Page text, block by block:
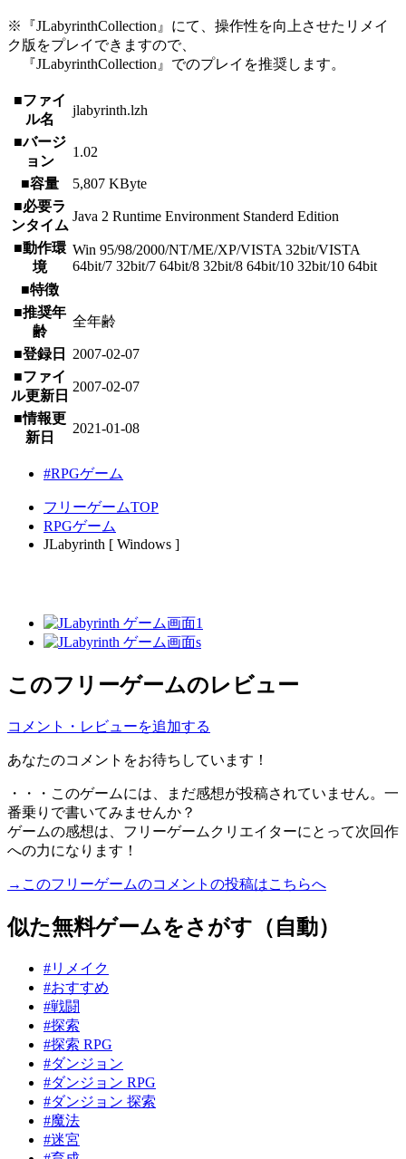
※『JLabyrinthCollection』にて、操作性を向上させたリメイ
ク版をプレイできますので、
『JLabyrinthCollection』でのプレイを推奨します。
■ファイ
ル名
jlabyrinth.lzh
■バージ
ョン
1.02
■容量
5,807 KByte
■必要ラ
ンタイム
Java 2 Runtime Environment Standerd Edition
■動作環
境
Win 95/98/2000/NT/ME/XP/VISTA 32bit/VISTA
64bit/7 32bit/7 64bit/8 32bit/8 64bit/10 32bit/10 64bit
■特徴
■推奨年
齢
全年齢
■登録日
2007-02-07
■ファイ
ル更新日
2007-02-07
■情報更
新日
2021-01-08
#RPGゲーム
フリーゲームTOP
RPGゲーム
JLabyrinth [ Windows ]
このフリーゲームのレビュー
コメント・レビューを追加する
あなたのコメントをお待ちしています！
・・・このゲームには、まだ感想が投稿されていません。一
番乗りで書いてみませんか？
ゲームの感想は、フリーゲームクリエイターにとって次回作
への力になります！
→このフリーゲームのコメントの投稿はこちらへ
似た無料ゲームをさがす（自動）
#リメイク
#おすすめ
#戦闘
#探索
#探索 RPG
#ダンジョン
#ダンジョン RPG
#ダンジョン 探索
#魔法
#迷宮